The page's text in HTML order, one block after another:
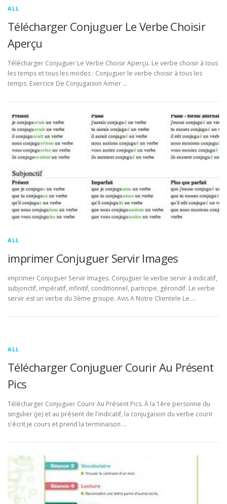
ALL
Télécharger Conjuguer Le Verbe Choisir
Aperçu
Télécharger Conjuguer Le Verbe Choisir Aperçu. Le verbe choisir à tous
les temps et tous les modes : Conjuguer le verbe choisir à tous les
temps. Exercice De Conjugaison Aimer …
ALL
imprimer Conjuguer Servir Images
imprimer Conjuguer Servir Images. Conjuguer le verbe servir à indicatif,
subjonctif, impératif, infinitif, conditionnel, participe, gérondif. Le verbe
servir est un verbe du 3ème groupe. Avis A Notre Clientele Le …
ALL
Télécharger Conjuguer Courir Au Présent
Pics
Télécharger Conjuguer Courir Au Présent Pics. À la 1ère personne du
singulier (je) et au présent de l'indicatif, la conjugaison du verbe courir
s'écrit je cours et prend la terminaison …